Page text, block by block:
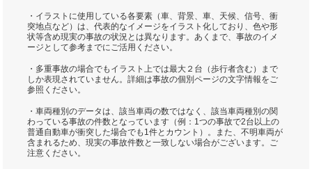
・イラストに使用している各要素（車、背景、車、天候、信号、衝
突地点など）は、代表的なイメージをイラスト化しており、色や形
状等含め現実の事故の状況とは異なります。あくまで、事故のイメ
ージとして参考までにご活用ください。
・多重事故の場合でもイラスト上では最大２台（歩行者含む）まで
しか表現されていません。詳細は事故の個別ページの文字情報をご
参照ください。
・車両種別のデータは、該当車両の数ではなく、該当車両種別の関
わっている事故の件数となっています（例：1つの事故で2台以上の
普通自動車が衝突した場合でも1件とカウント）。また、不明車両が
含まれるため、現実の事故件数と一致しない場合がございます。ご
注意ください。